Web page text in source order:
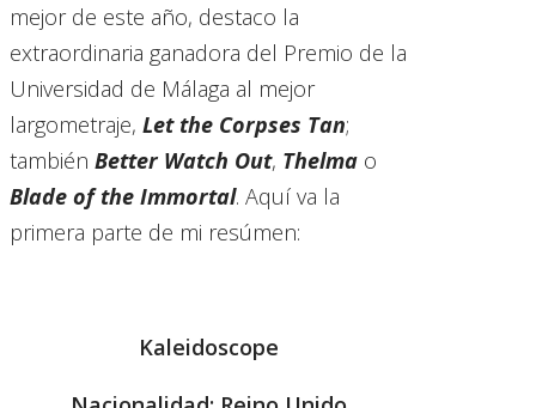
mejor de este año, destaco la
extraordinaria ganadora del Premio de la
Universidad de Málaga al mejor
largometraje, Let the Corpses Tan;
también Better Watch Out, Thelma o
Blade of the Immortal. Aquí va la
primera parte de mi resúmen:
Kaleidoscope